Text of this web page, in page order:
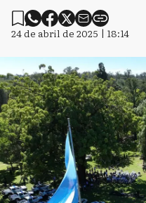
24 de abril de 2025 | 18:14